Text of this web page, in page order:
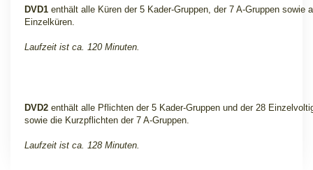
DVD1 enthält alle Küren der 5 Kader-Gruppen, der 7 A-Gruppen sowie
Einzelküren.
Laufzeit ist ca. 120 Minuten.
DVD2 enthält alle Pflichten der 5 Kader-Gruppen und der 28
sowie die Kurzpflichten der 7 A-Gruppen.
Laufzeit ist ca. 128 Minuten.